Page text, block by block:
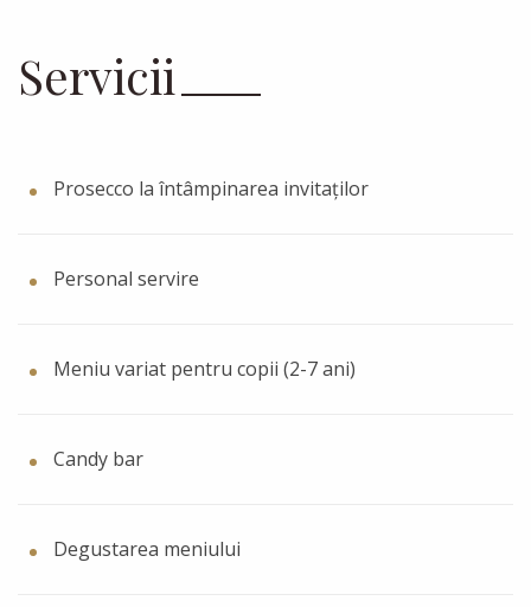
Servicii
Prosecco la întâmpinarea invitaților
Personal servire
Meniu variat pentru copii (2-7 ani)
Candy bar
Degustarea meniului